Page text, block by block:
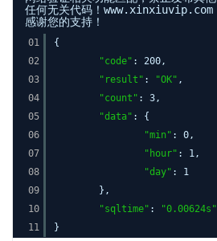
任何无关代码！www.xinxiuvip.com
感谢您的支持！
01
02
03
04
05
06
07
08
09
10
11
{
"code" : 200,
"result" : "OK" ,
"count" : 3,
"data" : {
"min" : 0,
"hour" : 1,
"day" : 1
},
"sqltime" :
"0.00624s"
}